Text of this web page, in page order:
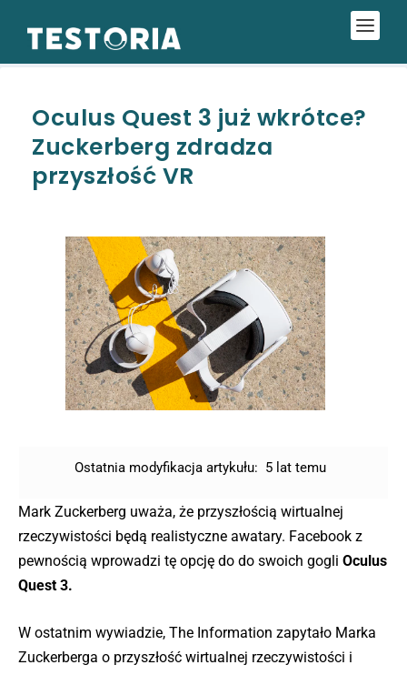
Oculus Quest 3 już wkrótce?
Zuckerberg zdradza
przyszłość VR
Ostatnia modyfikacja artykułu: 5 lat temu
Mark Zuckerberg uważa, że przyszłością wirtualnej
rzeczywistości będą realistyczne awatary. Facebook z
pewnością wprowadzi tę opcję do do swoich gogli Oculus
Quest 3.
W ostatnim wywiadzie, The Information zapytało Marka
Zuckerberga o przyszłość wirtualnej rzeczywistości i